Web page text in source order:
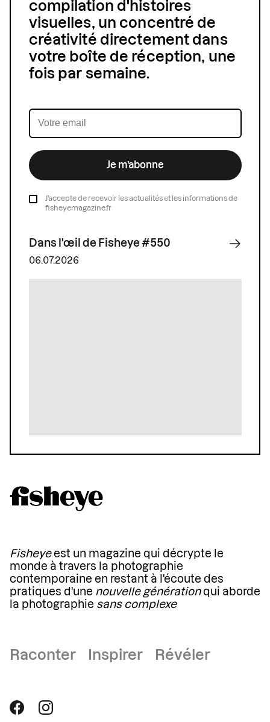
compilation d'histoires
visuelles, un concentré de
créativité directement dans
votre boîte de réception, une
fois par semaine.
Je m’abonne
J’accepte de recevoir les actualités et les informations de
fisheyemagazine.fr
Dans l'œil de Fisheye #550
06.07.2026
Fisheyeest un magazine qui décrypte le
monde à travers la photographie
contemporaine en restant à l'écoute des
pratiques d'une nouvelle générationqui aborde
la photographie sans complexe
Raconter Inspirer Révéler